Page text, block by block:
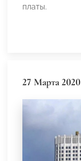
платы.
27 Марта 2020